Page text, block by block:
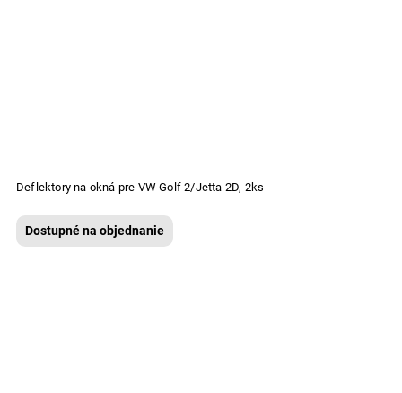
Deflektory na okná pre VW Golf 2/Jetta 2D, 2ks
Dostupné na objednanie